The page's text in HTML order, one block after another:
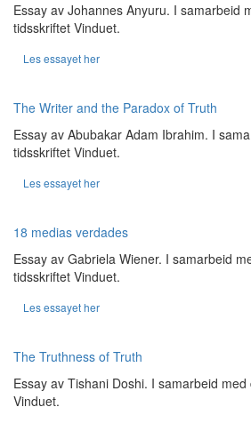
Essay av Johannes Anyuru. I samarbeid
tidsskriftet Vinduet.
Les essayet her
The Writer and the Paradox of Truth
Essay av Abubakar Adam Ibrahim. I
tidsskriftet Vinduet.
Les essayet her
18 medias verdades
Essay av Gabriela Wiener. I samarbeid
tidsskriftet Vinduet.
Les essayet her
The Truthness of Truth
Essay av Tishani Doshi. I samarbeid
Vinduet.